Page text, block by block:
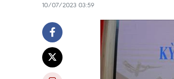
10/07/2023 03:59